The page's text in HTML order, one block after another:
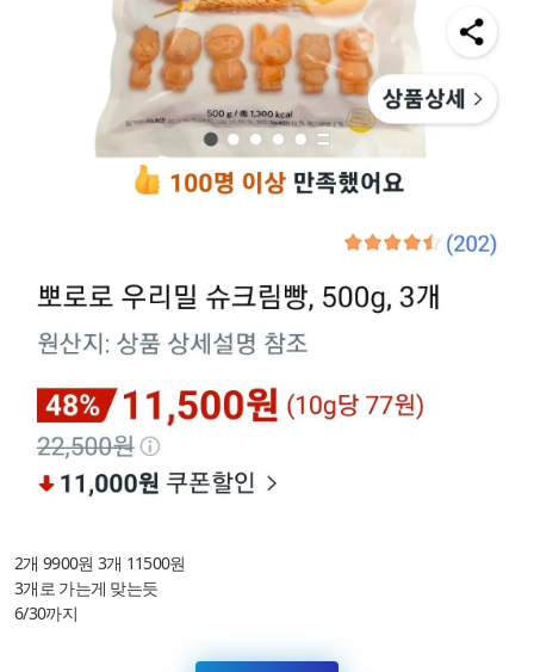
2개 9900원 3개 11500원
3개로 가는게 맞는듯
6/30까지